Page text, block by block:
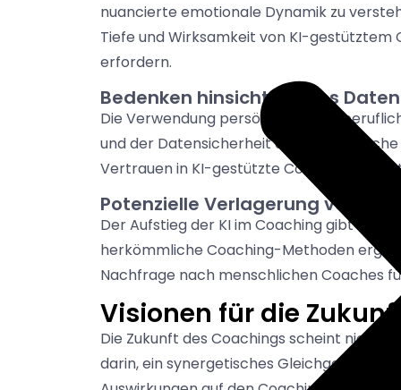
nuancierte emotionale Dynamik zu
Tiefe und Wirksamkeit von KI-gestütztem
erfordern.
Bedenken hinsichtlich des
Die Verwendung persönlicher und
und der Datensicherheit auf. Der
Vertrauen in KI-gestützte Coaching-
Potenzielle Verlagerung von
Der Aufstieg der KI im Coaching gibt
herkömmliche Coaching-Methoden
Nachfrage nach menschlichen Coaches
Visionen für die
Die Zukunft des Coachings scheint nicht
darin, ein synergetisches Gleichgewicht